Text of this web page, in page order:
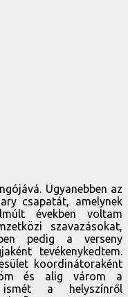
Ugyanebben az
csapatát, amelynek
években voltam
szavazásokat,
pedig a verseny
tevékenykedtem.
koordinátoraként
és alig várom a
a helyszínről